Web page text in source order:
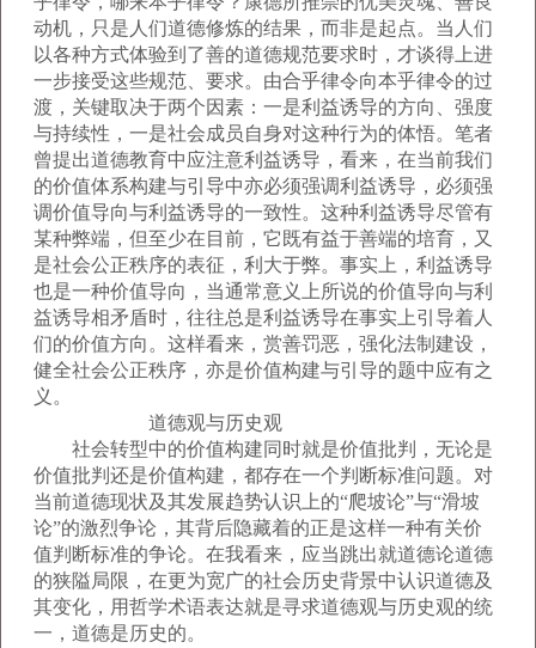
动机，只是人们道德修炼的结果，而非是起点。当人们
以各种方式体验到了善的道德规范要求时，才谈得上进
一步接受这些规范、要求。由合乎律令向本乎律令的过
渡，关键取决于两个因素：一是利益诱导的方向、强度
与持续性，一是社会成员自身对这种行为的体悟。笔者
曾提出道德教育中应注意利益诱导，看来，在当前我们
的价值体系构建与引导中亦必须强调利益诱导，必须强
调价值导向与利益诱导的一致性。这种利益诱导尽管有
某种弊端，但至少在目前，它既有益于善端的培育，又
是社会公正秩序的表征，利大于弊。事实上，利益诱导
也是一种价值导向，当通常意义上所说的价值导向与利
益诱导相矛盾时，往往总是利益诱导在事实上引导着人
们的价值方向。这样看来，赏善罚恶，强化法制建设，
健全社会公正秩序，亦是价值构建与引导的题中应有之
义。
道德观与历史观
社会转型中的价值构建同时就是价值批判，无论是
价值批判还是价值构建，都存在一个判断标准问题。对
当前道德现状及其发展趋势认识上的“爬坡论”与“滑坡
论”的激烈争论，其背后隐藏着的正是这样一种有关价
值判断标准的争论。在我看来，应当跳出就道德论道德
的狭隘局限，在更为宽广的社会历史背景中认识道德及
其变化，用哲学术语表达就是寻求道德观与历史观的统
一，道德是历史的。